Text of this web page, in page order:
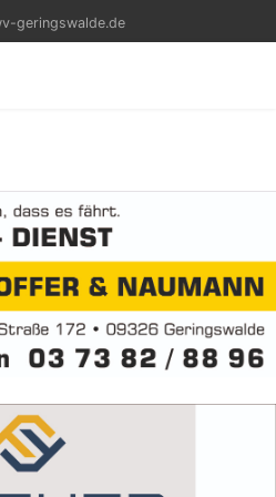
geringswalde.de